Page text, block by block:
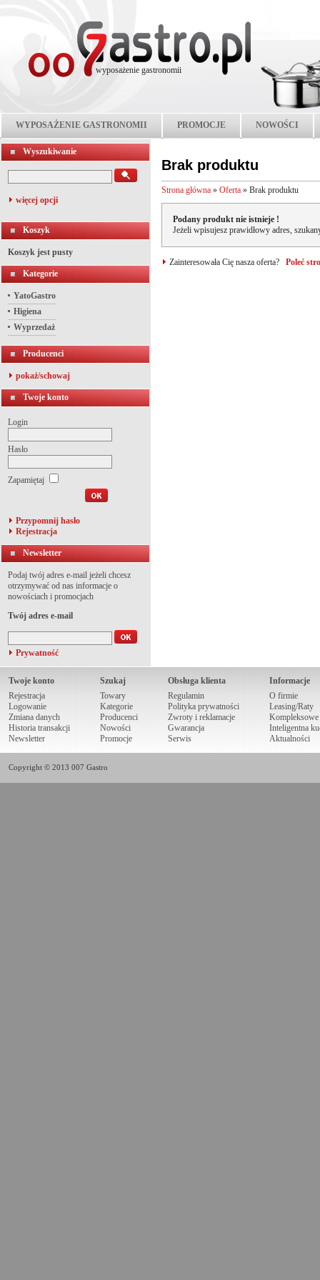
wyposażenie gastronomii
WYPOSAŻENIE GASTRONOMII PROMOCJE NOWOŚCI
Wyszukiwanie
więcej opcji
Koszyk
Koszyk jest pusty
Kategorie
YatoGastro
Higiena
Wyprzedaż
Producenci
pokaż/schowaj
Twoje konto
Login
Hasło
Zapamiętaj
Przypomnij hasło
Rejestracja
Newsletter
Podaj twój adres e-mail jeżeli chcesz
otrzymywać od nas informacje o
nowościach i promocjach
Twój adres e-mail
Prywatność
Brak produktu
Strona główna » Oferta » Brak produktu
Podany produkt nie istnieje !
Jeżeli wpisujesz prawidłowy adres,
Zainteresowała Cię nasza oferta? Poleć
Twoje konto
Rejestracja
Logowanie
Zmiana danych
Historia transakcji
Newsletter
Szukaj
Towary
Kategorie
Producenci
Nowości
Promocje
Obsługa klienta
Regulamin
Polityka prywatności
Zwroty i reklamacje
Gwarancja
Serwis
Informacje
O firmie
Leasing/Raty
Kompleksowe
Inteligentna
Aktualności
Copyright © 2013 007 Gastro